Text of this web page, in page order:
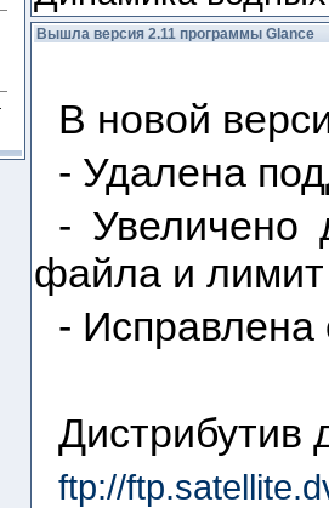
Вышла версия 2.11 программы Glance
В новой
- Удалена
- Увеличено
файла и
-
Дистрибутив
ftp://